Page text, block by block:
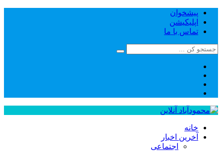
پیشخوان
اپلیکیشن
تماس با ما
خانه
آخرین اخبار
اجتماعی